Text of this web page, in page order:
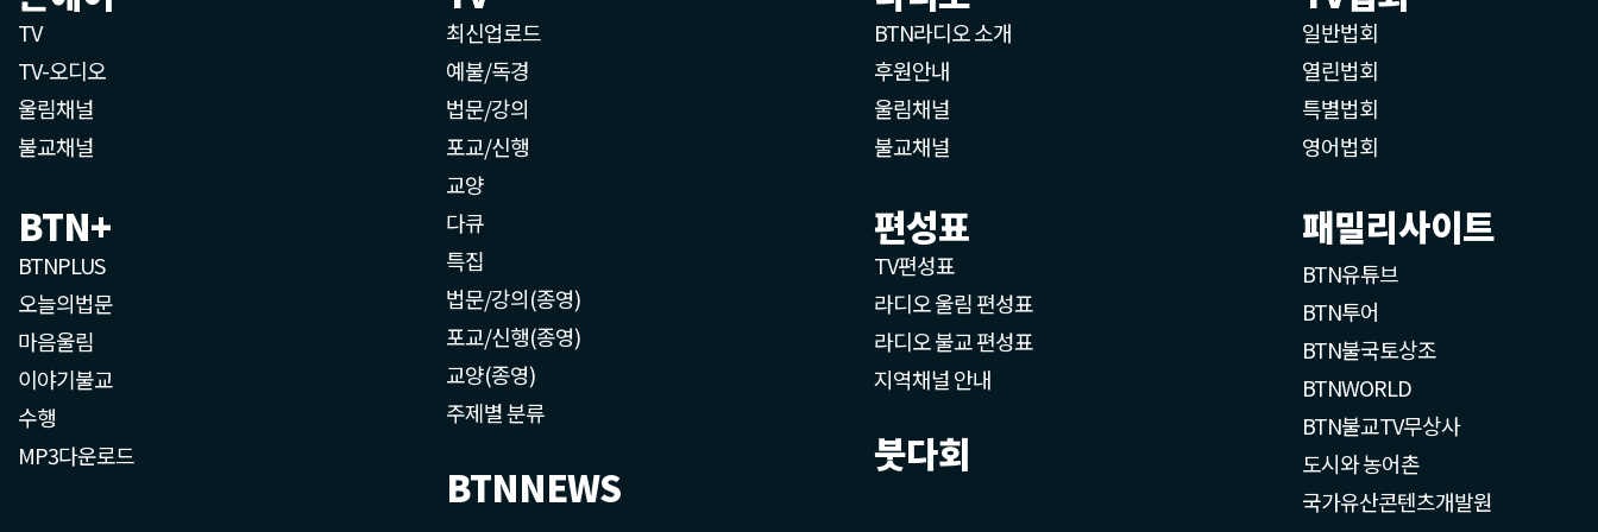
TV
TV-오디오
울림채널
불교채널
BTN+
BTNPLUS
오늘의법문
마음울림
이야기불교
수행
MP3다운로드
최신업로드
예불/독경
법문/강의
포교/신행
교양
다큐
특집
법문/강의(종영)
포교/신행(종영)
교양(종영)
주제별 분류
BTNNEWS
BTN라디오 소개
후원안내
울림채널
불교채널
편성표
TV편성표
라디오 울림 편성표
라디오 불교 편성표
지역채널 안내
붓다회
일반법회
열린법회
특별법회
영어법회
패밀리사이트
BTN유튜브
BTN투어
BTN불국토상조
BTNWORLD
BTN불교TV무상사
도시와 농어촌
국가유산콘텐츠개발원